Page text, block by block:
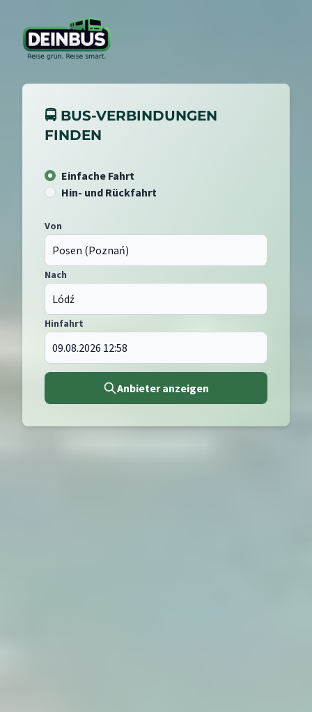
🚍 BUS-VERBINDUNGEN
FINDEN
Einfache Fahrt
Hin- und Rückfahrt
Von
Nach
Hinfahrt
Anbieter anzeigen